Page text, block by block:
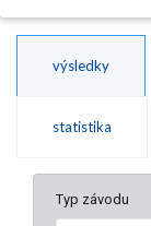
výsledky
statistika
Typ závodu